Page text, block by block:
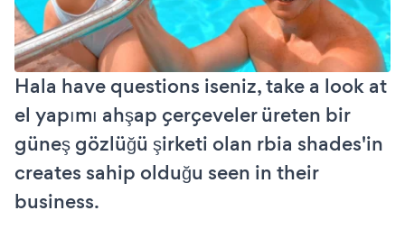
Hala have questions iseniz, take a look at
el yapımı ahşap çerçeveler üreten bir
güneş gözlüğü şirketi olan rbia shades'in
creates sahip olduğu seen in their
business.